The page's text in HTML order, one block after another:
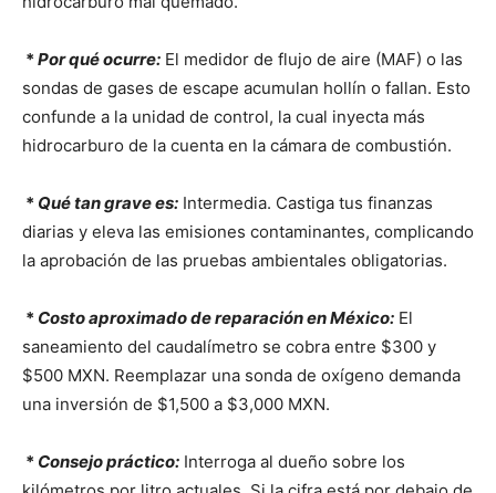
* Por qué ocurre: El medidor de flujo de aire (MAF) o las
sondas de gases de escape acumulan hollín o fallan. Esto
confunde a la unidad de control, la cual inyecta más
hidrocarburo de la cuenta en la cámara de combustión.
* Qué tan grave es: Intermedia. Castiga tus finanzas
diarias y eleva las emisiones contaminantes, complicando
la aprobación de las pruebas ambientales obligatorias.
* Costo aproximado de reparación en México: El
saneamiento del caudalímetro se cobra entre $300 y
$500 MXN. Reemplazar una sonda de oxígeno demanda
una inversión de $1,500 a $3,000 MXN.
* Consejo práctico: Interroga al dueño sobre los